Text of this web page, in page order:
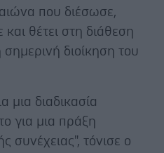
που διέσωσε,
θέτει στη διάθεση
διοίκηση του
μια διαδικασία
για μια πράξη
συνέχειας", τόνισε ο